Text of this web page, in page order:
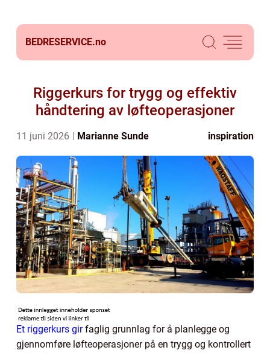
BEDRESERVICE.no
Riggerkurs for trygg og effektiv
håndtering av løfteoperasjoner
11 juni 2026 Marianne Sunde inspiration
Et riggerkurs girfaglig grunnlag for å planlegge og
gjennomføre løfteoperasjoner på en trygg og kontrollert